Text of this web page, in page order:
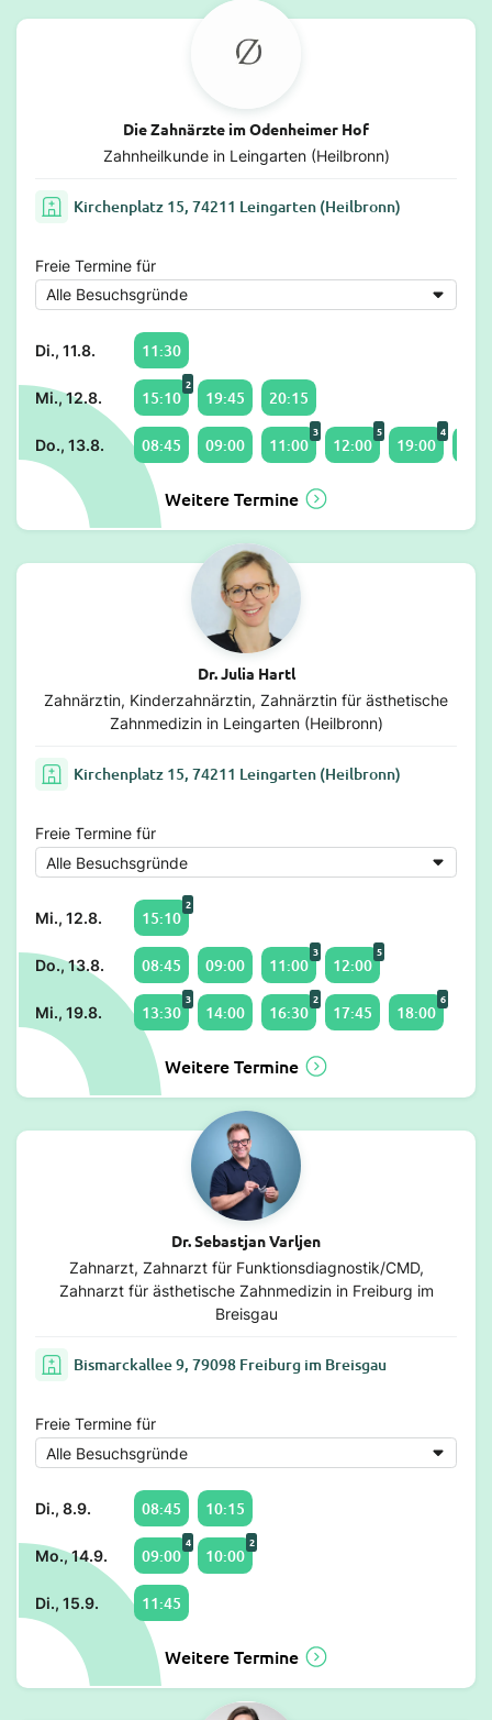
Die Zahnärzte im Odenheimer Hof
Zahnheilkunde in Leingarten (Heilbronn)
Kirchenplatz 15, 74211 Leingarten (Heilbronn)
Freie Termine für
Di., 11.8. 11:30
Mi., 12.8. 15:10
2
19:45 20:15
Do., 13.8. 08:45 09:00 11:00
3
12:00
5
19:00
4
Weitere Termine
Dr. Julia Hartl
Zahnärztin, Kinderzahnärztin, Zahnärztin für ästhetische
Zahnmedizin in Leingarten (Heilbronn)
Kirchenplatz 15, 74211 Leingarten (Heilbronn)
Freie Termine für
Mi., 12.8. 15:10
2
Do., 13.8. 08:45 09:00 11:00
3
12:00
5
Mi., 19.8. 13:30
3
14:00 16:30
2
17:45 18:00
6
Weitere Termine
Dr. Sebastjan Varljen
Zahnarzt, Zahnarzt für Funktionsdiagnostik/CMD,
Zahnarzt für ästhetische Zahnmedizin in Freiburg im
Breisgau
Bismarckallee 9, 79098 Freiburg im Breisgau
Freie Termine für
Di., 8.9. 08:45 10:15
Mo., 14.9. 09:00
4
10:00
2
Di., 15.9. 11:45
Weitere Termine